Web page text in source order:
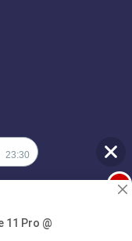
23:30
1